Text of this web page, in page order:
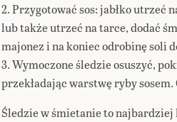
2. Przygotować sos: jabłko utrzeć
lub także utrzeć na tarce, dodać
majonez i na koniec odrobinę soli
3. Wymoczone śledzie osuszyć,
przekładając warstwę ryby
Śledzie w śmietanie to